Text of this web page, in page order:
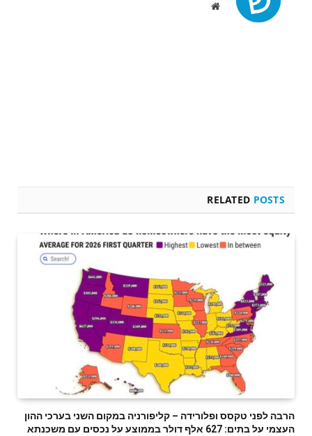
Website
RELATED POSTS
הרבה לפני טקסס ופלורידה – קליפורניה במקום השני בערכי ההון
העצמי על בתים: 627 אלף דולר בממוצע על נכסים עם משכנתא